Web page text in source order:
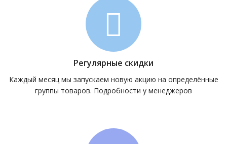
Регулярные скидки
Каждый месяц мы запускаем новую акцию на определённые
группы товаров. Подробности у менеджеров